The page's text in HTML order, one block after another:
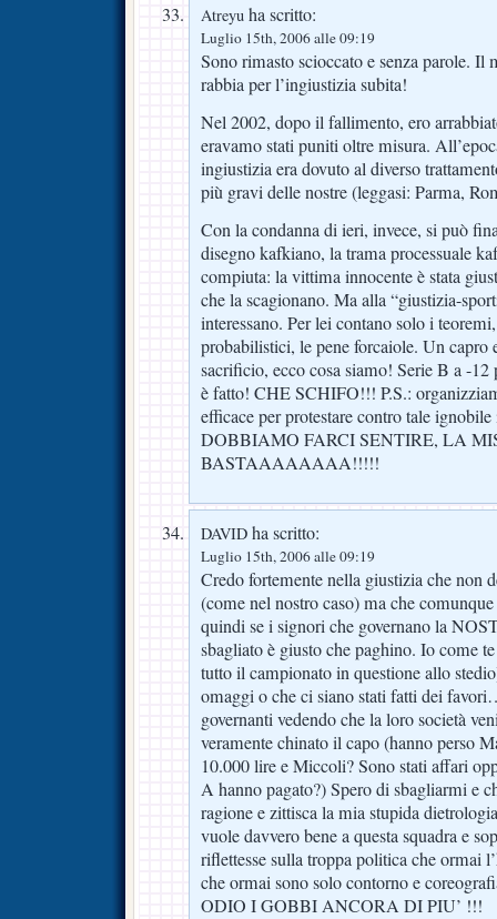
Atreyu ha scritto:
Luglio 15th, 2006 alle 09:19
Sono rimasto scioccato e senza parole. Il
rabbia per l’ingiustizia subita!
Nel 2002, dopo il fallimento, ero
eravamo stati puniti oltre misura.
ingiustizia era dovuto al diverso
più gravi delle nostre (leggasi: Parma,
Con la condanna di ieri, invece, si può
disegno kafkiano, la trama processuale
compiuta: la vittima innocente è stata
che la scagionano. Ma alla “giustizia-
interessano. Per lei contano solo i
probabilistici, le pene forcaiole. Un capro
sacrificio, ecco cosa siamo! Serie B a -
è fatto! CHE SCHIFO!!! P.S.:
efficace per protestare contro tale
DOBBIAMO FARCI SENTIRE, LA
BASTAAAAAAAA!!!!!
DAVID ha scritto:
Luglio 15th, 2006 alle 09:19
Credo fortemente nella giustizia che non
(come nel nostro caso) ma che
quindi se i signori che governano la
sbagliato è giusto che paghino. Io come
tutto il campionato in questione allo
omaggi o che ci siano stati fatti dei
governanti vedendo che la loro società
veramente chinato il capo (hanno perso
10.000 lire e Miccoli? Sono stati affari
A hanno pagato?) Spero di sbagliarmi e
ragione e zittisca la mia stupida
vuole davvero bene a questa squadra e
riflettesse sulla troppa politica che ormai
che ormai sono solo contorno e
ODIO I GOBBI ANCORA DI PIU’ !!!